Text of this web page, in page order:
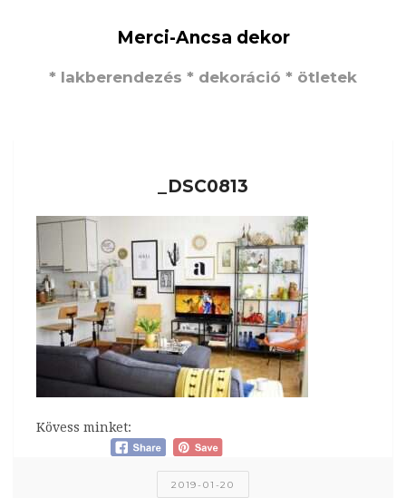
Merci-Ancsa dekor
* lakberendezés * dekoráció * ötletek
_DSC0813
Kövess minket:
2019-01-20